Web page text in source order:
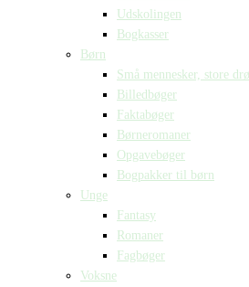
Udskolingen
Bogkasser
Børn
Små mennesker, store
Billedbøger
Faktabøger
Børneromaner
Opgavebøger
Bogpakker til børn
Unge
Fantasy
Romaner
Fagbøger
Voksne